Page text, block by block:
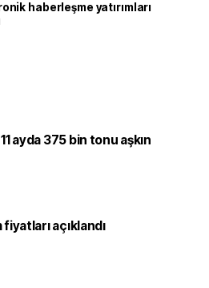
haberleşme yatırımları
ayda 375 bin tonu aşkın
fiyatları açıklandı